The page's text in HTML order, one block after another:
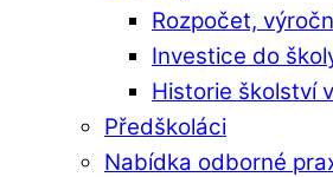
Rozpočet,
Investice do
Historie školství
Předškoláci
Nabídka odborné